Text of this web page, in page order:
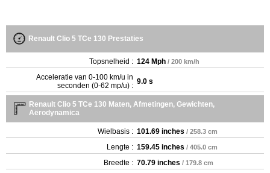
Renault Clio 5 TCe 130 Prestaties
Topsnelheid : 124 Mph / 200 km/h
Acceleratie van 0-100 km/u in
seconden (0-62 mp/u) : 9.0 s
Renault Clio 5 TCe 130 Maten, Afmetingen, Gewichten,
Aërodynamica
Wielbasis : 101.69 inches / 258.3 cm
Lengte : 159.45 inches / 405.0 cm
Breedte : 70.79 inches / 179.8 cm